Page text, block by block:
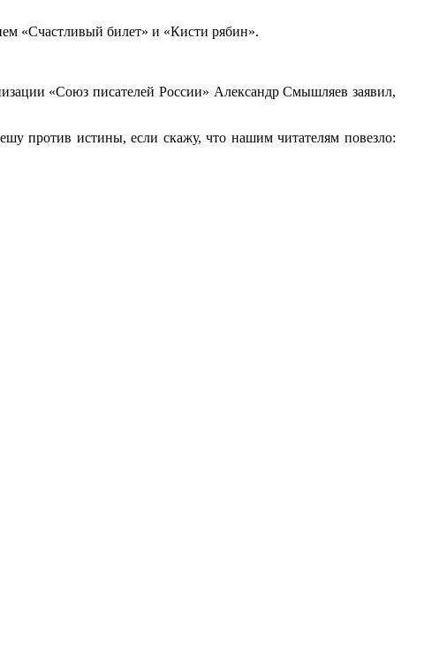
«Счастливый билет» и «Кисти рябин».
«Союз писателей России» Александр Смышляев заявил,
против истины, если скажу, что нашим читателям повезло: